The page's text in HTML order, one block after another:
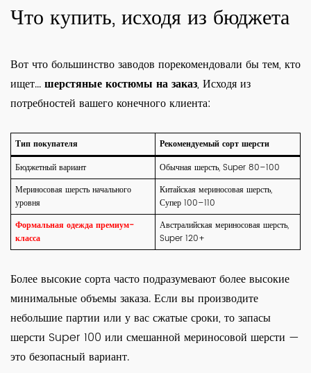
Что купить, исходя из бюджета
Вот что большинство заводов порекомендовали бы тем, кто
ищет...шерстяные костюмы на заказ, Исходя из
потребностей вашего конечного клиента:
Тип покупателя
Рекомендуемый сорт шерсти
Бюджетный вариант
Обычная шерсть, Super 80–100
Мериносовая шерсть начального
уровня
Китайская мериносовая шерсть,
Супер 100–110
Формальная одежда премиум-
класса
Австралийская мериносовая шерсть,
Super 120+
Более высокие сорта часто подразумевают более высокие
минимальные объемы заказа. Если вы производите
небольшие партии или у вас сжатые сроки, то запасы
шерсти Super 100 или смешанной мериносовой шерсти —
это безопасный вариант.